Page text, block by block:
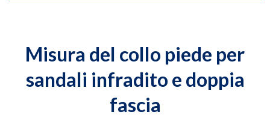
Misura del collo piede per
sandali infradito e doppia
fascia